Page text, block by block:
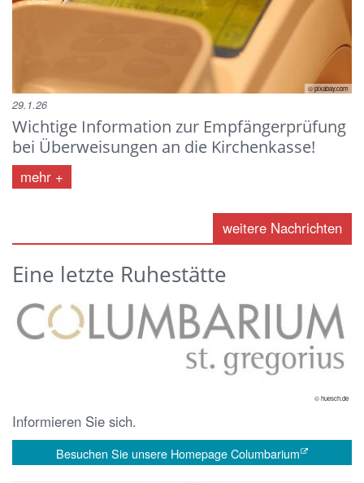
© pixabay.com
Wichtige Information zur Empfängerprüfung
bei Überweisungen an die Kirchenkasse!
29.1.26
mehr
weitere Nachrichten
Eine letzte Ruhestätte
© huesch.de
Informieren Sie sich.
Besuchen Sie unsere Homepage Columbarium